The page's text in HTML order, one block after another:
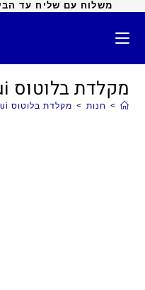
משלוח עם שליח עד הבית
מקלדת בלוטוס sansui
> חנות > מקלדת בלוטוס sansui